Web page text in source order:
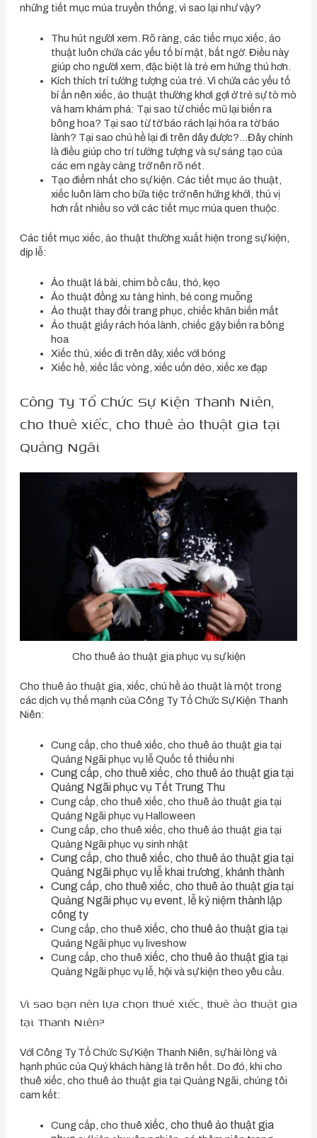
những tiết mục múa truyền thống, vì sao lại như vậy?
Thu hút người xem. Rõ ràng, các tiếc mục xiếc, ảo
thuật luôn chứa các yếu tố bí mật, bất ngờ. Điều này
giúp cho người xem, đặc biệt là trẻ em hứng thú hơn.
Kích thích trí tưởng tượng của trẻ. Vì chứa các yếu tố
bí ẩn nên xiếc, ảo thuật thường khơi gợi ở trẻ sự tò mò
và ham khám phá: Tại sao từ chiếc mũ lại biến ra
bông hoa? Tại sao từ tờ báo rách lại hóa ra tờ báo
lành? Tại sao chú hề lại đi trên dây được?…Đây chính
là điều giúp cho trí tưởng tượng và sự sáng tạo của
các em ngày càng trở nên rõ nét.
Tạo điểm nhất cho sự kiện. Các tiết mục ảo thuật,
xiếc luôn làm cho bữa tiệc trở nên hứng khởi, thú vị
hơn rất nhiều so với các tiết mục múa quen thuộc.
Các tiết mục xiếc, ảo thuật thường xuất hiện trong sự kiện,
dịp lễ:
Ảo thuật lá bài, chim bồ câu, thỏ, kẹo
Ảo thuật đồng xu tàng hình, bẻ cong muỗng
Ảo thuật thay đổi trang phục, chiếc khăn biến mất
Ảo thuật giấy rách hóa lành, chiếc gậy biến ra bông
hoa
Xiếc thú, xiếc đi trên dây, xiếc với bóng
Xiếc hề, xiếc lắc vòng, xiếc uốn dẻo, xiếc xe đạp
Công Ty Tổ Chức Sự Kiện Thanh Niên,
cho thuê xiếc, cho thuê ảo thuật gia tại
Quảng Ngãi
Cho thuê ảo thuật gia phục vụ sự kiện
Cho thuê ảo thuật gia, xiếc, chú hề ảo thuật là một trong
các dịch vụ thế mạnh của Công Ty Tổ Chức Sự Kiện Thanh
Niên:
Cung cấp, cho thuê xiếc, cho thuê ảo thuật gia tại
Quảng Ngãi phục vụ lễ Quốc tế thiếu nhi
Cung cấp, cho thuê xiếc, cho thuê ảo thuật gia tại
Quảng Ngãi phục vụ Tết Trung Thu
Cung cấp, cho thuê xiếc, cho thuê ảo thuật gia tại
Quảng Ngãi phục vụ Halloween
Cung cấp, cho thuê xiếc, cho thuê ảo thuật gia tại
Quảng Ngãi phục vụ sinh nhật
Cung cấp, cho thuê xiếc, cho thuê ảo thuật gia tại
Quảng Ngãi phục vụ lễ khai trương, khánh thành
Cung cấp, cho thuê xiếc, cho thuê ảo thuật gia tại
Quảng Ngãi phục vụ event, lễ kỷ niệm thành lập
công ty
Cung cấp, cho thuê xiếc, cho thuê ảo thuật giatại
Quảng Ngãi phục vụ liveshow
Cung cấp, cho thuê xiếc, cho thuê ảo thuật giatại
Quảng Ngãi phục vụ lễ, hội và sự kiện theo yêu cầu.
Vì sao bạn nên lựa chọn thuê xiếc, thuê ảo thuật gia
tại Thanh Niên?
Với Công Ty Tổ Chức Sự Kiện Thanh Niên, sự hài lòng và
hạnh phúc của Quý khách hàng là trên hết. Do đó, khi cho
thuê xiếc, cho thuê ảo thuật gia tại Quảng Ngãi, chúng tôi
cam kết:
Cung cấp, cho thuê xiếc, cho thuê ảo thuật gia